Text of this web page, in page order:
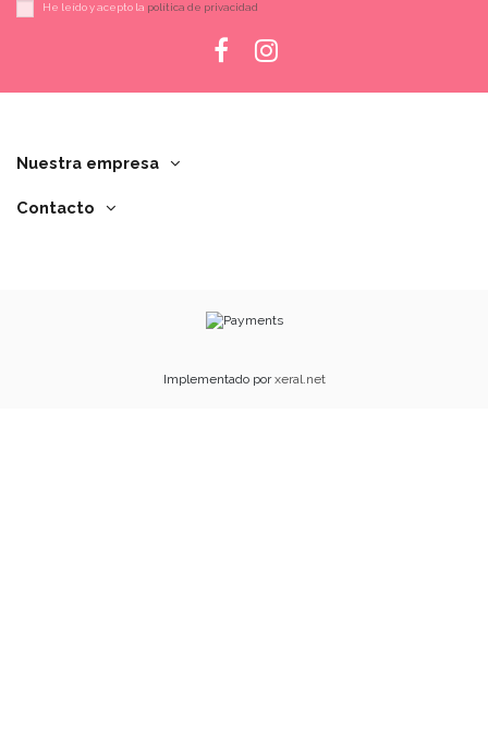
He leído y acepto la política de privacidad
Nuestra empresa
Contacto
Implementado porxeral.net